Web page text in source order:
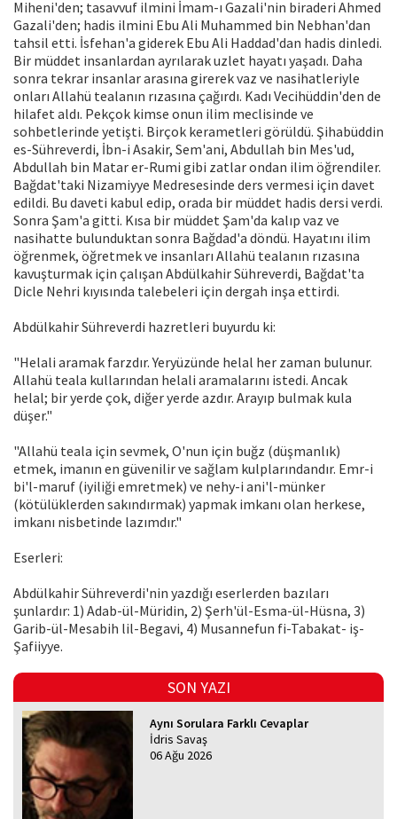
Miheni'den; tasavvuf ilmini İmam-ı Gazali'nin biraderi Ahmed
Gazali'den; hadis ilmini Ebu Ali Muhammed bin Nebhan'dan
tahsil etti. İsfehan'a giderek Ebu Ali Haddad'dan hadis dinledi.
Bir müddet insanlardan ayrılarak uzlet hayatı yaşadı. Daha
sonra tekrar insanlar arasına girerek vaz ve nasihatleriyle
onları Allahü tealanın rızasına çağırdı. Kadı Vecihüddin'den de
hilafet aldı. Pekçok kimse onun ilim meclisinde ve
sohbetlerinde yetişti. Birçok kerametleri görüldü. Şihabüddin
es-Sühreverdi, İbn-i Asakir, Sem'ani, Abdullah bin Mes'ud,
Abdullah bin Matar er-Rumi gibi zatlar ondan ilim öğrendiler.
Bağdat'taki Nizamiyye Medresesinde ders vermesi için davet
edildi. Bu daveti kabul edip, orada bir müddet hadis dersi verdi.
Sonra Şam'a gitti. Kısa bir müddet Şam'da kalıp vaz ve
nasihatte bulunduktan sonra Bağdad'a döndü. Hayatını ilim
öğrenmek, öğretmek ve insanları Allahü tealanın rızasına
kavuşturmak için çalışan Abdülkahir Sühreverdi, Bağdat'ta
Dicle Nehri kıyısında talebeleri için dergah inşa ettirdi.
Abdülkahir Sühreverdi hazretleri buyurdu ki:
"Helali aramak farzdır. Yeryüzünde helal her zaman bulunur.
Allahü teala kullarından helali aramalarını istedi. Ancak
helal; bir yerde çok, diğer yerde azdır. Arayıp bulmak kula
düşer."
"Allahü teala için sevmek, O'nun için buğz (düşmanlık)
etmek, imanın en güvenilir ve sağlam kulplarındandır. Emr-i
bi'l-maruf (iyiliği emretmek) ve nehy-i ani'l-münker
(kötülüklerden sakındırmak) yapmak imkanı olan herkese,
imkanı nisbetinde lazımdır."
Eserleri:
Abdülkahir Sühreverdi'nin yazdığı eserlerden bazıları
şunlardır: 1) Adab-ül-Müridin, 2) Şerh'ül-Esma-ül-Hüsna, 3)
Garib-ül-Mesabih lil-Begavi, 4) Musannefun fi-Tabakat- iş-
Şafiiyye.
SON YAZI
Aynı Sorulara Farklı Cevaplar
İdris Savaş
06 Ağu 2026